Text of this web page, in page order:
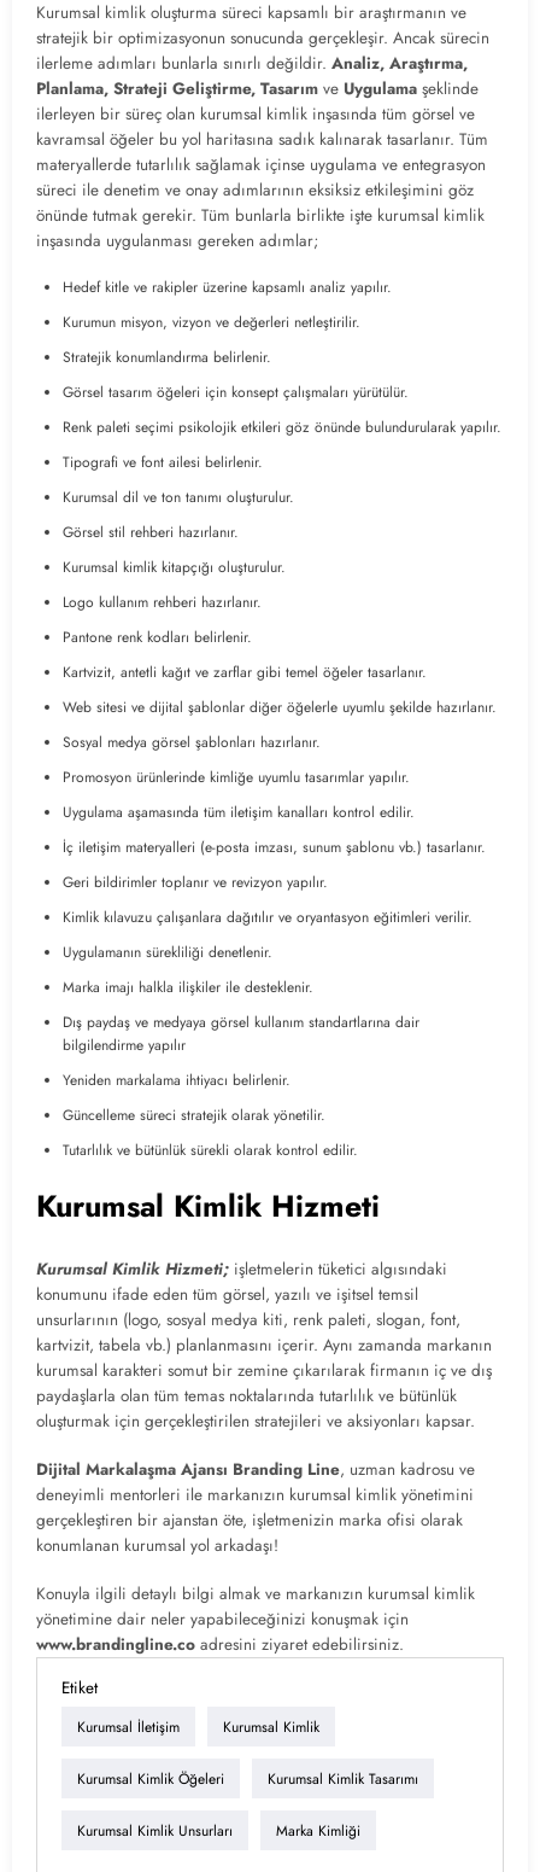
Kurumsal kimlik oluşturma süreci kapsamlı bir araştırmanın ve
stratejik bir optimizasyonun sonucunda gerçekleşir. Ancak sürecin
ilerleme adımları bunlarla sınırlı değildir. Analiz, Araştırma,
Planlama, Strateji Geliştirme, Tasarım ve Uygulama şeklinde
ilerleyen bir süreç olan kurumsal kimlik inşasında tüm görsel ve
kavramsal öğeler bu yol haritasına sadık kalınarak tasarlanır. Tüm
materyallerde tutarlılık sağlamak içinse uygulama ve entegrasyon
süreci ile denetim ve onay adımlarının eksiksiz etkileşimini göz
önünde tutmak gerekir. Tüm bunlarla birlikte işte kurumsal kimlik
inşasında uygulanması gereken adımlar;
Hedef kitle ve rakipler üzerine kapsamlı analiz yapılır.
Kurumun misyon, vizyon ve değerleri netleştirilir.
Stratejik konumlandırma belirlenir.
Görsel tasarım öğeleri için konsept çalışmaları yürütülür.
Renk paleti seçimi psikolojik etkileri göz önünde bulundurularak yapılır.
Tipografi ve font ailesi belirlenir.
Kurumsal dil ve ton tanımı oluşturulur.
Görsel stil rehberi hazırlanır.
Kurumsal kimlik kitapçığı oluşturulur.
Logo kullanım rehberi hazırlanır.
Pantone renk kodları belirlenir.
Kartvizit, antetli kağıt ve zarflar gibi temel öğeler tasarlanır.
Web sitesi ve dijital şablonlar diğer öğelerle uyumlu şekilde hazırlanır.
Sosyal medya görsel şablonları hazırlanır.
Promosyon ürünlerinde kimliğe uyumlu tasarımlar yapılır.
Uygulama aşamasında tüm iletişim kanalları kontrol edilir.
İç iletişim materyalleri (e-posta imzası, sunum şablonu vb.) tasarlanır.
Geri bildirimler toplanır ve revizyon yapılır.
Kimlik kılavuzu çalışanlara dağıtılır ve oryantasyon eğitimleri verilir.
Uygulamanın sürekliliği denetlenir.
Marka imajı halkla ilişkiler ile desteklenir.
Dış paydaş ve medyaya görsel kullanım standartlarına dair
bilgilendirme yapılır
Yeniden markalama ihtiyacı belirlenir.
Güncelleme süreci stratejik olarak yönetilir.
Tutarlılık ve bütünlük sürekli olarak kontrol edilir.
Kurumsal Kimlik Hizmeti
Kurumsal Kimlik Hizmeti; işletmelerin tüketici algısındaki
konumunu ifade eden tüm görsel, yazılı ve işitsel temsil
unsurlarının (logo, sosyal medya kiti, renk paleti, slogan, font,
kartvizit, tabela vb.) planlanmasını içerir. Aynı zamanda markanın
kurumsal karakteri somut bir zemine çıkarılarak firmanın iç ve dış
paydaşlarla olan tüm temas noktalarında tutarlılık ve bütünlük
oluşturmak için gerçekleştirilen stratejileri ve aksiyonları kapsar.
Dijital Markalaşma Ajansı Branding Line, uzman kadrosu ve
deneyimli mentorleri ile markanızın kurumsal kimlik yönetimini
gerçekleştiren bir ajanstan öte, işletmenizin marka ofisi olarak
konumlanan kurumsal yol arkadaşı!
Konuyla ilgili detaylı bilgi almak ve markanızın kurumsal kimlik
yönetimine dair neler yapabileceğinizi konuşmak için
www.brandingline.co adresini ziyaret edebilirsiniz.
Etiket
Kurumsal İletişim Kurumsal Kimlik
Kurumsal Kimlik Öğeleri Kurumsal Kimlik Tasarımı
Kurumsal Kimlik Unsurları Marka Kimliği